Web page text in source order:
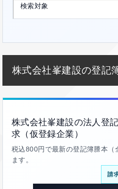
検索対象
株式会社峯建設の登記
株式会社峯建設の法人登
求（仮登録企業）
税込800円で最新の登記簿謄本（
ます。
請